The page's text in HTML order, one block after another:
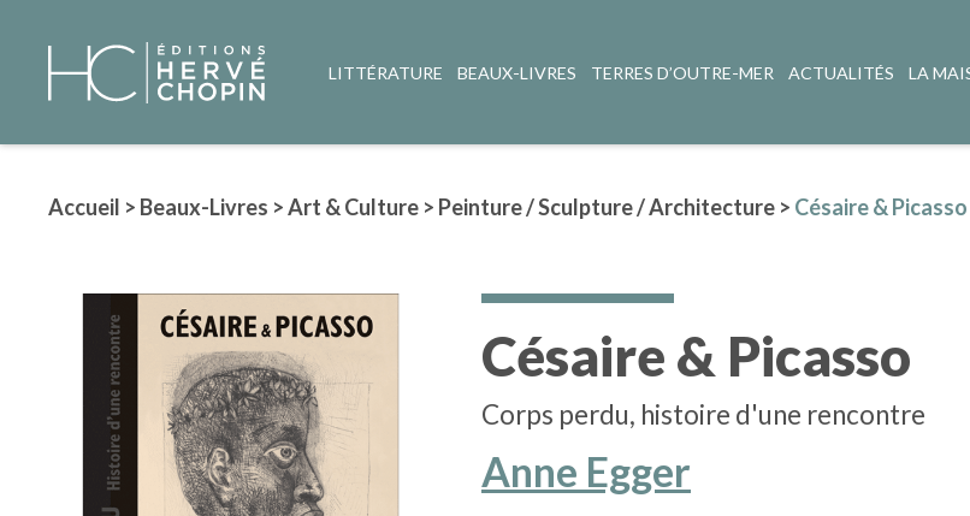
LITTÉRATURE BEAUX-LIVRES TERRES D’OUTRE-MER ACTUALITÉS LA
Accueil > Beaux-Livres >Art & Culture > Peinture / Sculpture / Architecture > Césaire & Picasso
Césaire & Picasso
Corps perdu, histoire d'une rencontre
Anne Egger